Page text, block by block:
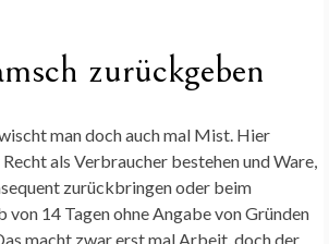
zurückgeben
man doch auch mal Mist. Hier
als Verbraucher bestehen und Ware,
zurückbringen oder beim
von 14 Tagen ohne Angabe von Gründen
macht zwar erst mal Arbeit, doch der